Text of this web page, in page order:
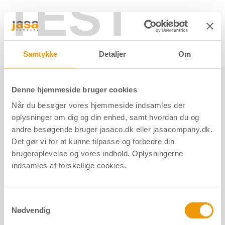
TEST
Samtykke Detaljer Om
Denne hjemmeside bruger cookies
Når du besøger vores hjemmeside indsamles der
oplysninger om dig og din enhed, samt hvordan du og
andre besøgende bruger jasaco.dk eller jasacompany.dk.
Det gør vi for at kunne tilpasse og forbedre din
brugeroplevelse og vores indhold. Oplysningerne
indsamles af forskellige cookies.
Nødvendig
Små møbelhjul
Små møbelhjul
Kategorier